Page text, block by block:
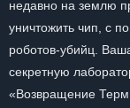
недавно на землю
уничтожить чип, с
роботов-убийц.
секретную
«Возвращение